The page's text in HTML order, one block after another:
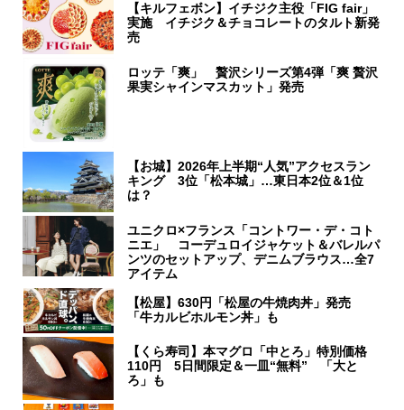
【キルフェボン】イチジク主役「FIG fair」
実施 イチジク＆チョコレートのタルト新発
売
ロッテ「爽」 贅沢シリーズ第4弾「爽 贅沢
果実シャインマスカット」発売
【お城】2026年上半期“人気”アクセスラン
キング 3位「松本城」…東日本2位＆1位
は？
ユニクロ×フランス「コントワー・デ・コト
ニエ」 コーデュロイジャケット＆バレルパ
ンツのセットアップ、デニムブラウス…全7
アイテム
【松屋】630円「松屋の牛焼肉丼」発売
「牛カルビホルモン丼」も
【くら寿司】本マグロ「中とろ」特別価格
110円 5日間限定＆一皿“無料” 「大と
ろ」も